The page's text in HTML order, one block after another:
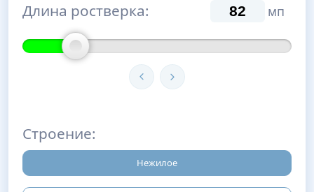
Длина ростверка: мп
Строение:
Нежилое